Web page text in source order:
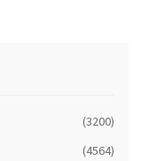
(3200)
(4564)